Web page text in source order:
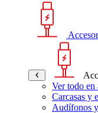
Ver todo en
Carcasas y
Audífonos